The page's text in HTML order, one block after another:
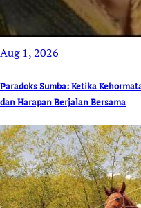
Aug 1, 2026
Paradoks Sumba: Ketika
dan Harapan Berjalan Bersama